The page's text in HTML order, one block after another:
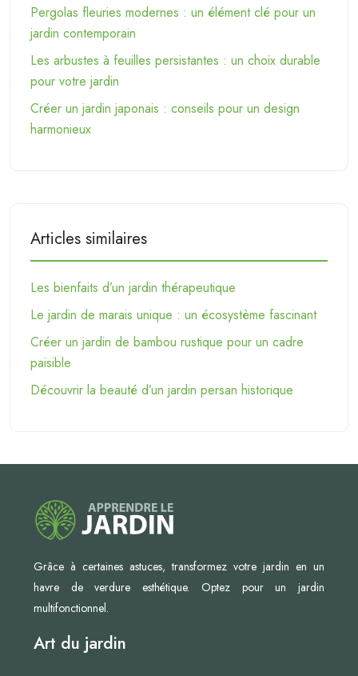
Pergolas fleuries modernes : un élément clé pour un
jardin contemporain
Les arbustes à feuilles persistantes : un choix durable
pour votre jardin
Créer un jardin japonais : conseils pour un design
harmonieux
Articles similaires
Les bienfaits d’un jardin thérapeutique
Le jardin de marais unique : un écosystème fascinant
Créer un jardin de bambou rustique pour un cadre
paisible
Découvrir la beauté d’un jardin persan historique
Grâce à certaines astuces, transformez votre jardin en un
havre de verdure esthétique. Optez pour un jardin
multifonctionnel.
Art du jardin